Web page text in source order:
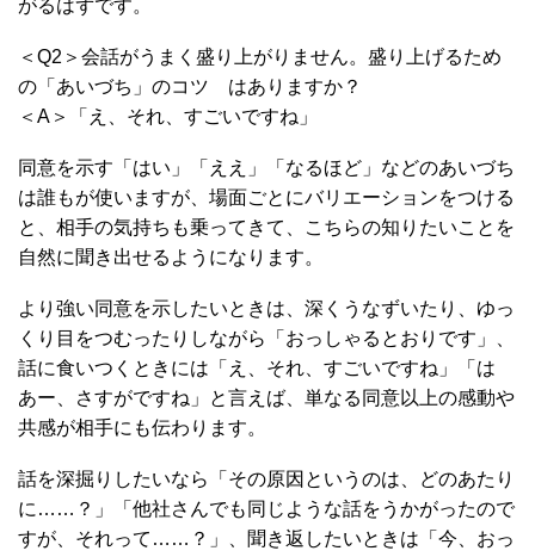
がるはずです。
＜Q2＞会話がうまく盛り上がりません。盛り上げるため
の「あいづち」のコツ はありますか？
＜A＞「え、それ、すごいですね」
同意を示す「はい」「ええ」「なるほど」などのあいづち
は誰もが使いますが、場面ごとにバリエーションをつける
と、相手の気持ちも乗ってきて、こちらの知りたいことを
自然に聞き出せるようになります。
より強い同意を示したいときは、深くうなずいたり、ゆっ
くり目をつむったりしながら「おっしゃるとおりです」、
話に食いつくときには「え、それ、すごいですね」「は
あー、さすがですね」と言えば、単なる同意以上の感動や
共感が相手にも伝わります。
話を深掘りしたいなら「その原因というのは、どのあたり
に……？」「他社さんでも同じような話をうかがったので
すが、それって……？」、聞き返したいときは「今、おっ